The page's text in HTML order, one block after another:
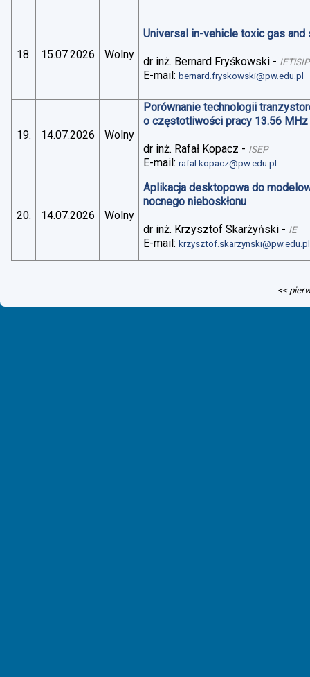
18. 15.07.2026 Wolny
Universal in-vehicle toxic gas
dr inż. Bernard Fryśkowski - IETiSIP
E-mail:bernard.fryskowski@pw.edu.pl
19. 14.07.2026 Wolny
Porównanie technologii
o częstotliwości pracy 13.56 MHz
dr inż. Rafał Kopacz - ISEP
E-mail:rafal.kopacz@pw.edu.pl
20. 14.07.2026 Wolny
Aplikacja desktopowa do
nocnego nieboskłonu
dr inż. Krzysztof Skarżyński - IE
E-mail:krzysztof.skarzynski@pw.edu.pl
<<